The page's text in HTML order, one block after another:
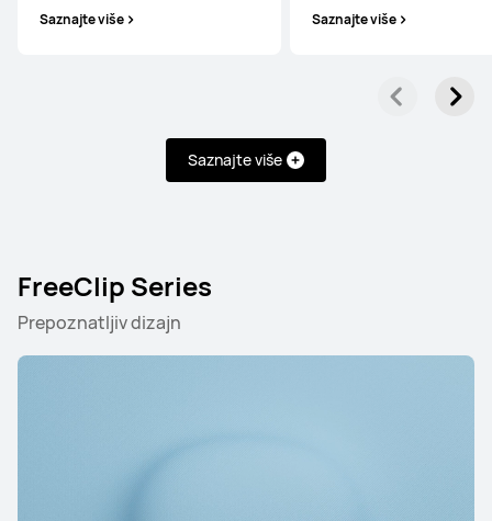
Saznajte više Saznajte više
Saznajte više
FreeClip Series
Prepoznatljiv dizajn